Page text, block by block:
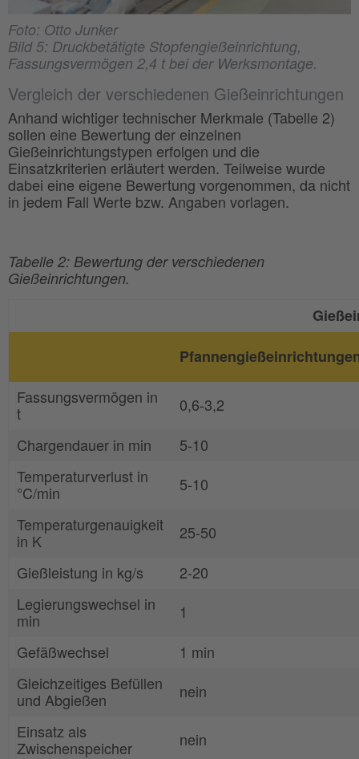
Foto: Otto Junker
Bild 5: Druckbetätigte Stopfengießeinrichtung,
Fassungsvermögen 2,4 t bei der Werksmontage.
Vergleich der verschiedenen Gießeinrichtungen
Anhand wichtiger technischer Merkmale (Tabelle 2)
sollen eine Bewertung der einzelnen
Gießeinrichtungstypen erfolgen und die
Einsatzkriterien erläutert werden. Teilweise wurde
dabei eine eigene Bewertung vorgenommen, da nicht
in jedem Fall Werte bzw. Angaben vorlagen.
Tabelle 2: Bewertung der verschiedenen
Gießeinrichtungen.
Fassungsvermögen in
t
0,6-3,2
Chargendauer in min
5-10
Temperaturverlust in
°C/min
5-10
Temperaturgenauigkeit
in K
25-50
Gießleistung in kg/s
2-20
Legierungswechsel in
min
1
Gefäßwechsel
1 min
Gleichzeitiges Befüllen
und Abgießen
nein
Einsatz als
Zwischenspeicher
nein